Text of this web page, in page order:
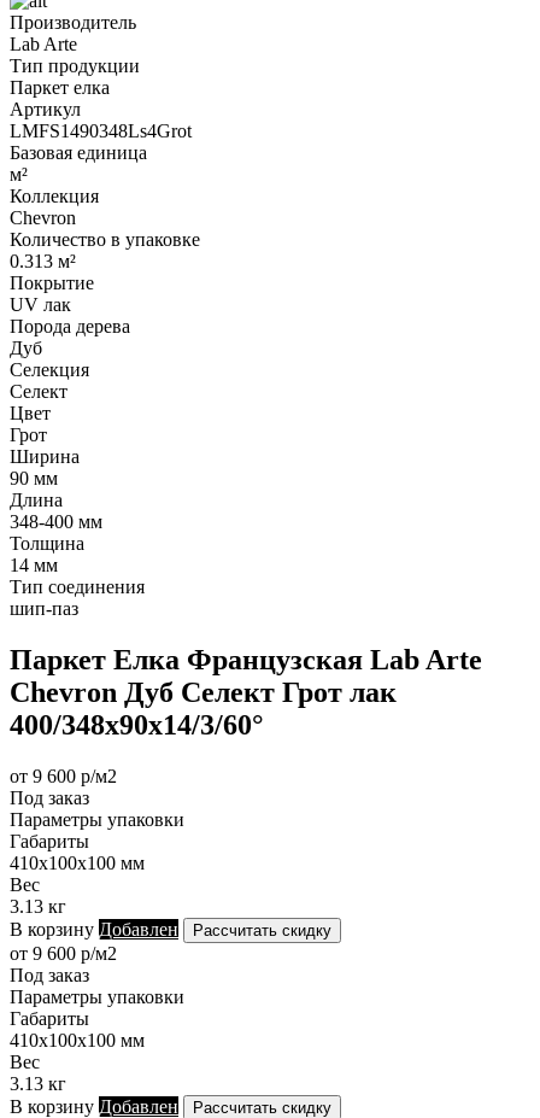
Производитель
Lab Arte
Тип продукции
Паркет елка
Артикул
LMFS1490348Ls4Grot
Базовая единица
м²
Коллекция
Chevron
Количество в упаковке
0.313 м²
Покрытие
UV лак
Порода дерева
Дуб
Селекция
Селект
Цвет
Грот
Ширина
90 мм
Длина
348-400 мм
Толщина
14 мм
Тип соединения
шип-паз
Паркет Елка Французская Lab Arte
Chevron Дуб Селект Грот лак
400/348х90х14/3/60°
от 9 600 р/м2
Под заказ
Параметры упаковки
Габариты
410х100х100 мм
Вес
3.13 кг
В корзину Добавлен Рассчитать скидку
от 9 600 р/м2
Под заказ
Параметры упаковки
Габариты
410х100х100 мм
Вес
3.13 кг
В корзину Добавлен Рассчитать скидку